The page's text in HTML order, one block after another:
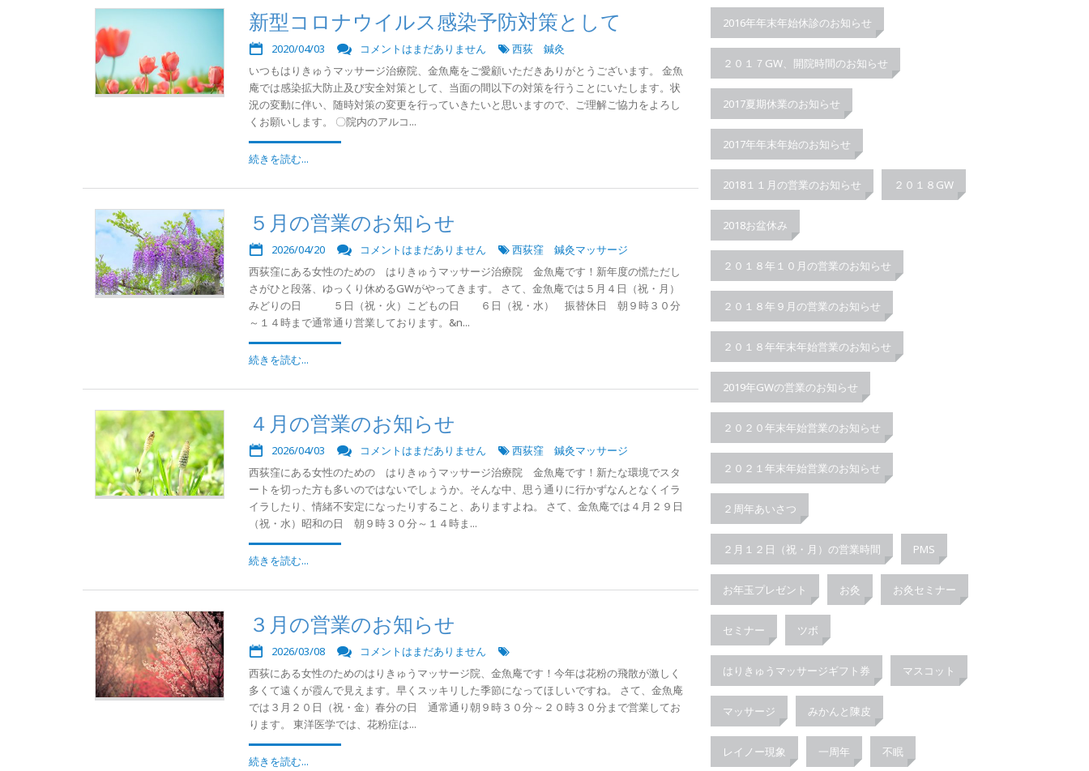
新型コロナウイルス感染予防対策として
2020/04/03 コメントはまだありません
西荻 鍼灸
いつもはりきゅうマッサージ治療院、金魚庵をご愛顧いただきありがとうございます。 金魚
庵では感染拡大防止及び安全対策として、当面の間以下の対策を行うことにいたします。状
況の変動に伴い、随時対策の変更を行っていきたいと思いますので、ご理解ご協力をよろし
くお願いします。 〇院内のアルコ...
続きを読む...
５月の営業のお知らせ
2026/04/20 コメントはまだありません
西荻窪 鍼灸マッサージ
西荻窪にある女性のための はりきゅうマッサージ治療院 金魚庵です！新年度の慌ただし
さがひと段落、ゆっくり休めるGWがやってきます。 さて、金魚庵では５月４日（祝・月）
みどりの日 ５日（祝・火）こどもの日 ６日（祝・水） 振替休日 朝９時３０分
～１４時まで通常通り営業しております。&n...
続きを読む...
４月の営業のお知らせ
2026/04/03 コメントはまだありません
西荻窪 鍼灸マッサージ
西荻窪にある女性のための はりきゅうマッサージ治療院 金魚庵です！新たな環境でスタ
ートを切った方も多いのではないでしょうか。そんな中、思う通りに行かずなんとなくイラ
イラしたり、情緒不安定になったりすること、ありますよね。 さて、金魚庵では４月２９日
（祝・水）昭和の日 朝９時３０分～１４時ま...
続きを読む...
３月の営業のお知らせ
2026/03/08
コメントはまだありません
西荻にある女性のためのはりきゅうマッサージ院、金魚庵です！今年は花粉の飛散が激しく
多くて遠くが霞んで見えます。早くスッキリした季節になってほしいですね。 さて、金魚庵
では３月２０日（祝・金）春分の日 通常通り朝９時３０分～２０時３０分まで営業してお
ります。 東洋医学では、花粉症は...
続きを読む...
2016年年末年始休診のお知らせ
２０１７GW、開院時間のお知らせ
2017夏期休業のお知らせ
2017年年末年始のお知らせ
2018１１月の営業のお知らせ ２０１８GW
2018お盆休み
２０１８年１０月の営業のお知らせ
２０１８年９月の営業のお知らせ
２０１８年年末年始営業のお知らせ
2019年GWの営業のお知らせ
２０２０年末年始営業のお知らせ
２０２１年末年始営業のお知らせ
２周年あいさつ
２月１２日（祝・月）の営業時間 PMS
お年玉プレゼント お灸 お灸セミナー
セミナー ツボ
はりきゅうマッサージギフト券 マスコット
マッサージ みかんと陳皮
レイノー現象 一周年 不眠